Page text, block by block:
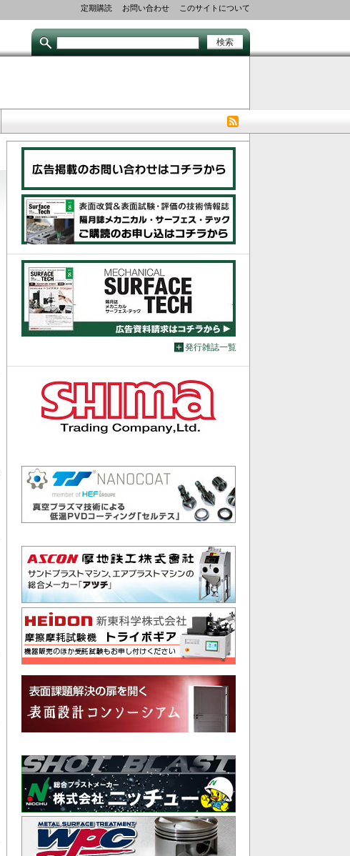
links
定期購読 お問い合わせ このサイトについて
発行雑誌一覧